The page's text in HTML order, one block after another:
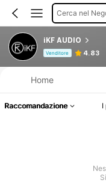
Cerca nel
iKF AUDIO
Venditore 4.83
Home
Raccomandazione I